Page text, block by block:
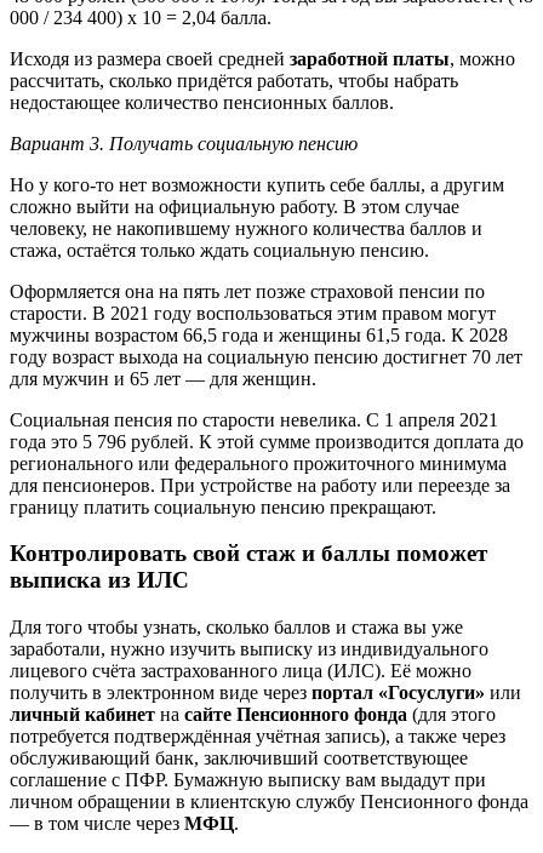
000 / 234 400) x 10 = 2,04 балла.
Исходя из размера своей средней заработной платы, можно
рассчитать, сколько придётся работать, чтобы набрать
недостающее количество пенсионных баллов.
Вариант 3. Получать социальную пенсию
Но у кого-то нет возможности купить себе баллы, а другим
сложно выйти на официальную работу. В этом случае
человеку, не накопившему нужного количества баллов и
стажа, остаётся только ждать социальную пенсию.
Оформляется она на пять лет позже страховой пенсии по
старости. В 2021 году воспользоваться этим правом могут
мужчины возрастом 66,5 года и женщины 61,5 года. К 2028
году возраст выхода на социальную пенсию достигнет 70 лет
для мужчин и 65 лет ― для женщин.
Социальная пенсия по старости невелика. С 1 апреля 2021
года это 5 796 рублей. К этой сумме производится доплата до
регионального или федерального прожиточного минимума
для пенсионеров. При устройстве на работу или переезде за
границу платить социальную пенсию прекращают.
Контролировать свой стаж и баллы поможет
выписка из ИЛС
Для того чтобы узнать, сколько баллов и стажа вы уже
заработали, нужно изучить выписку из индивидуального
лицевого счёта застрахованного лица (ИЛС). Её можно
получить в электронном виде через портал «Госуслуги» или
личный кабинет на сайте Пенсионного фонда (для этого
потребуется подтверждённая учётная запись), а также через
обслуживающий банк, заключивший соответствующее
соглашение с ПФР. Бумажную выписку вам выдадут при
личном обращении в клиентскую службу Пенсионного фонда
— в том числе через МФЦ.